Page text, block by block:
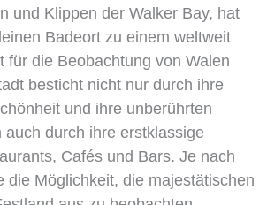
und Klippen der Walker Bay, hat
Badeort zu einem weltweit
für die Beobachtung von Walen
besticht nicht nur durch ihre
und ihre unberührten
auch durch ihre erstklassige
Cafés und Bars. Je nach
die Möglichkeit, die majestätischen